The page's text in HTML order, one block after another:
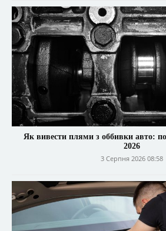
Як вивести плями з оббивки авто:
2026
3 Серпня 2026 08:58